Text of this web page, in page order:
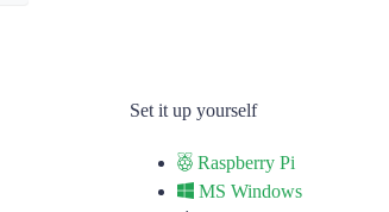
Set it up yourself
Raspberry Pi
MS Windows